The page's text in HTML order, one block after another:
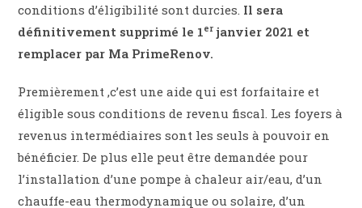
conditions d’éligibilité sont durcies. Il sera
définitivement supprimé le 1er janvier 2021 et
remplacer par Ma PrimeRenov.
Premièrement ,c’est une aide qui est forfaitaire et
éligible sous conditions de revenu fiscal. Les foyers à
revenus intermédiaires sont les seuls à pouvoir en
bénéficier. De plus elle peut être demandée pour
l’installation d’une pompe à chaleur air/eau, d’un
chauffe-eau thermodynamique ou solaire, d’un